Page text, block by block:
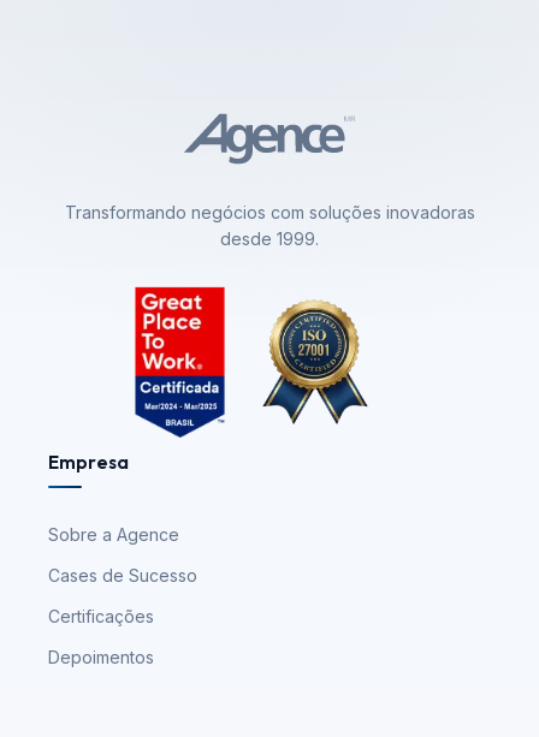
Transformando negócios com soluções inovadoras
desde 1999.
Empresa
Sobre a Agence
Cases de Sucesso
Certificações
Depoimentos